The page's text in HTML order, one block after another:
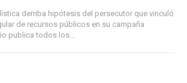
derriba hipótesis del persecutor que vinculó
de recursos públicos en su campaña
El medio publica todos los...